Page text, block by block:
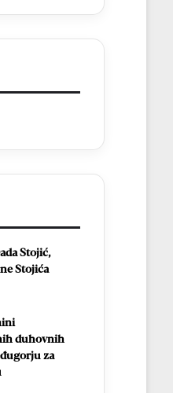
Stojić,
Stojića
duhovnih
za